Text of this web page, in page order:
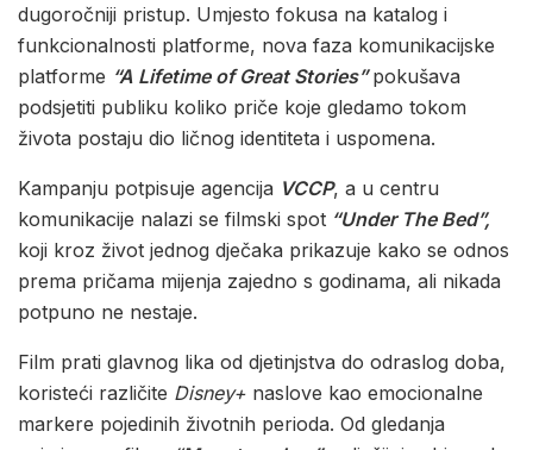
dugoročniji pristup. Umjesto fokusa na katalog i
funkcionalnosti platforme, nova faza komunikacijske
platforme “A Lifetime of Great Stories”pokušava
podsjetiti publiku koliko priče koje gledamo tokom
života postaju dio ličnog identiteta i uspomena.
Kampanju potpisuje agencija VCCP, a u centru
komunikacije nalazi se filmski spot “Under The Bed”,
koji kroz život jednog dječaka prikazuje kako se odnos
prema pričama mijenja zajedno s godinama, ali nikada
potpuno ne nestaje.
Film prati glavnog lika od djetinjstva do odraslog doba,
koristeći različite Disney+ naslove kao emocionalne
markere pojedinih životnih perioda. Od gledanja